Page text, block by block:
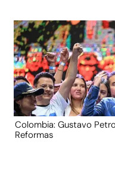
Colombia: Gustavo
Reformas